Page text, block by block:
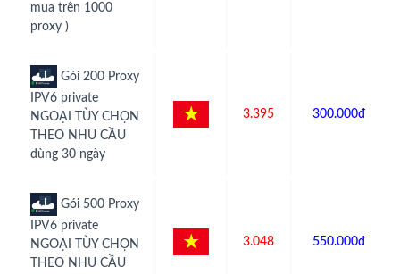
mua trên 1000
proxy )
Gói 200 Proxy
IPV6 private
NGOẠI TÙY CHỌN
THEO NHU CẦU
dùng 30 ngày
3.395 300.000đ
Gói 500 Proxy
IPV6 private
NGOẠI TÙY CHỌN
THEO NHU CẦU
3.048 550.000đ